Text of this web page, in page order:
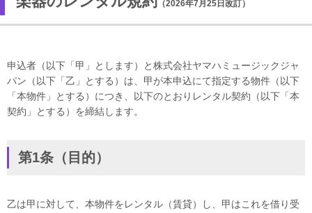
楽器レンタル 防音室レンタル
管楽器
弦楽器
打楽器
（2026年7月25日改訂）
申込者（以下「甲」とします）と株式会社ヤマハミュージックジャ
パン（以下「乙」とする）は、甲が本申込にて指定する物件（以下
「本物件」とする）につき、以下のとおりレンタル契約（以下「本
契約」とする）を締結します。
第1条（目的）
乙は甲に対して、本物件をレンタル（賃貸）し、甲はこれを借り受